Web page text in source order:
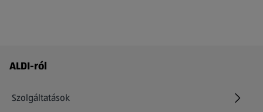
Láblécmenü - további linkek
ALDI-ról
Szolgáltatások